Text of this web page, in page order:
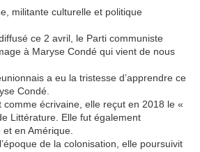
militante culturelle et politique
ce 2 avril, le Parti communiste
à Maryse Condé qui vient de nous
a eu la tristesse d’apprendre ce
Condé.
écrivaine, elle reçut en 2018 le «
Littérature. Elle fut également
en Amérique.
de la colonisation, elle poursuivit